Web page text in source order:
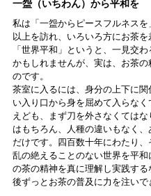
一盌（いちわん）から平和を
私は「一盌からピースフルネス
以上を訪れ、いろいろ方にお茶
「世界平和」というと、一見交
かもしれませんが、実は、お茶
のです。
茶室に入るには、身分の上下に
い入り口から身を屈めて入らな
えども、まず刀を外さなくては
はもちろん、人種の違いもなく
だけです。四百数十年にわたり
乱の絶えることのない世界を平
の茶の精神を真に理解し実践す
後ずっとお茶の普及に力を注いで